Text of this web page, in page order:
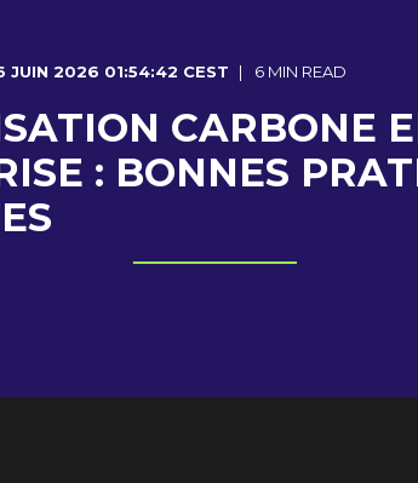
JUIN 2026 01:54:42 CEST 6 MIN READ
CARBONE
: BONNES